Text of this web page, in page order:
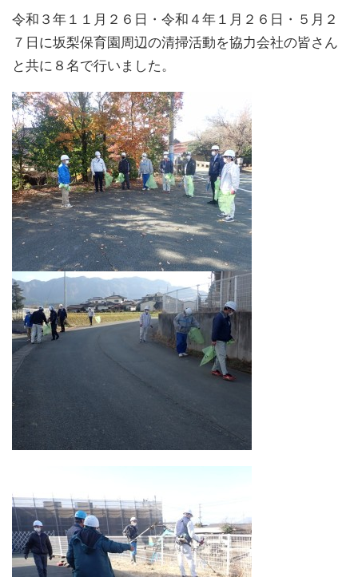
令和３年１１月２６日・令和４年１月２６日・５月２
７日に坂梨保育園周辺の清掃活動を協力会社の皆さん
と共に８名で行いました。